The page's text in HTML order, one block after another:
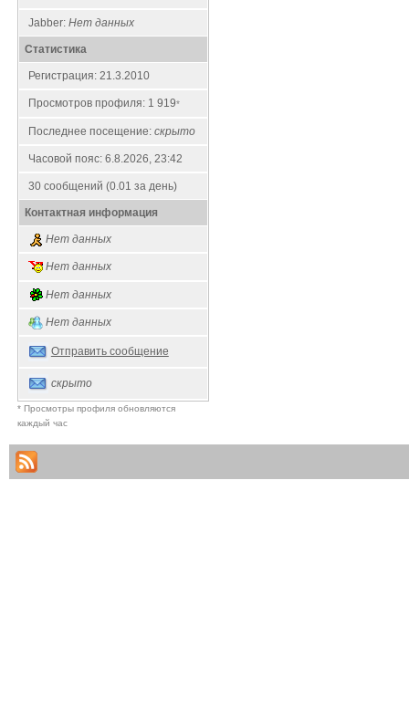
Jabber: Нет данных
Статистика
Регистрация: 21.3.2010
Просмотров профиля: 1 919*
Последнее посещение: скрыто
Часовой пояс: 6.8.2026, 23:42
30 сообщений (0.01 за день)
Контактная информация
Нет данных
Нет данных
Нет данных
Нет данных
Отправить сообщение
скрыто
* Просмотры профиля обновляются
каждый час